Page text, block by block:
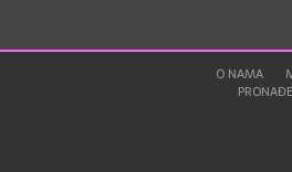
O NAMA